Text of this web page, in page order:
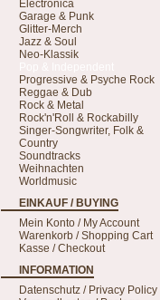
Electronica
Garage & Punk
Glitter-Merch
Jazz & Soul
Neo-Klassik
Progressive & Psyche Rock
Reggae & Dub
Rock & Metal
Rock'n'Roll & Rockabilly
Singer-Songwriter, Folk &
Country
Soundtracks
Weihnachten
Worldmusic
EINKAUF / BUYING
Mein Konto / My Account
Warenkorb / Shopping Cart
Kasse / Checkout
INFORMATION
Datenschutz / Privacy Policy